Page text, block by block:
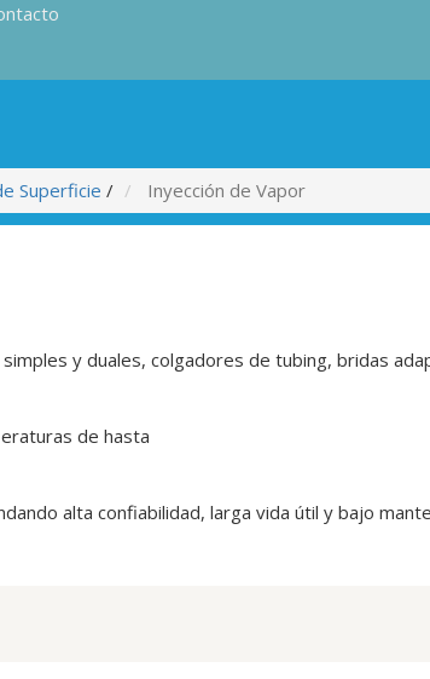
Superficie / Inyección de Vapor
y duales, colgadores de tubing, bridas
de hasta
alta confiabilidad, larga vida útil y bajo